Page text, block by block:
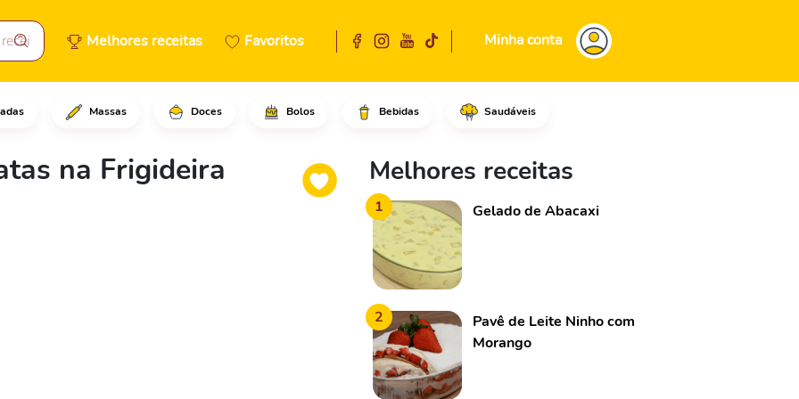
Melhores receitas Favoritos Minha conta
Massas Doces Bolos Bebidas Saudáveis
na Frigideira
a carne moída, a farinha de rosca, os dentes de alho
Melhores receitas
1 Gelado de Abacaxi
2
Pavê de Leite Ninho com
Morango